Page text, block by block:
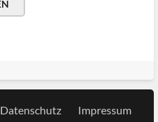
Datenschutz Impressum